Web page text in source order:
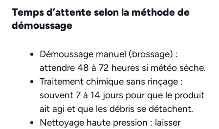
Temps d’attente selon la méthode de
démoussage
Démoussage manuel (brossage) :
attendre 48 à 72 heures si météo sèche.
Traitement chimique sans rinçage :
souvent 7 à 14 jours pour que le produit
ait agi et que les débris se détachent.
Nettoyage haute pression : laisser